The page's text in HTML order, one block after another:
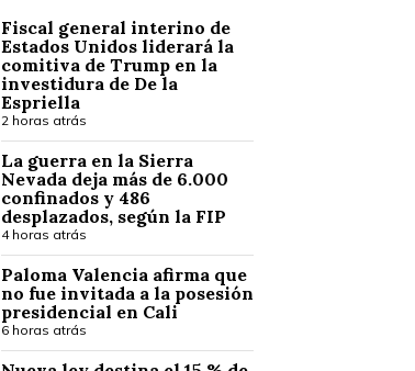
Fiscal general interino de
Estados Unidos liderará la
comitiva de Trump en la
investidura de De la
Espriella
2 horas atrás
La guerra en la Sierra
Nevada deja más de 6.000
confinados y 486
desplazados, según la FIP
4 horas atrás
Paloma Valencia afirma que
no fue invitada a la posesión
presidencial en Cali
6 horas atrás